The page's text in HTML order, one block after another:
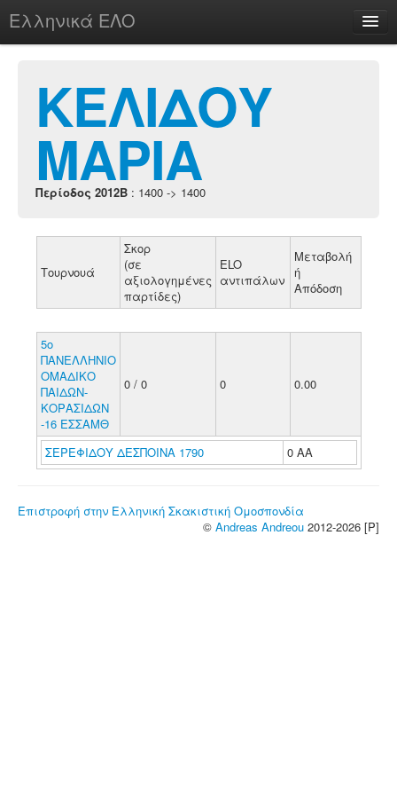
Ελληνικά ΕΛΟ
chesstu.be @ discord
Login
ΚΕΛΙΔΟΥ
ΜΑΡΙΑ
Περίοδος 2012B : 1400 -> 1400
Τουρνουά
Σκορ
(σε
αξιολογημένες
παρτίδες)
ELO
αντιπάλων
Μεταβολή
ή
Απόδοση
5ο
ΠΑΝΕΛΛΗΝΙΟ
ΟΜΑΔΙΚΟ
ΠΑΙΔΩΝ-
ΚΟΡΑΣΙΔΩΝ
-16 ΕΣΣΑΜΘ
0 / 0 0 0.00
ΣΕΡΕΦΙΔΟΥ ΔΕΣΠΟΙΝΑ 1790 0 ΑΑ
Επιστροφή στην Ελληνική Σκακιστική Ομοσπονδία
© Andreas Andreou 2012-2026 [P]